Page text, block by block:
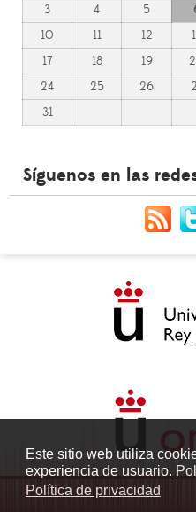
Este sitio web utiliza
experiencia de usuario.
Política de privacidad
3
4 5
10
11 12
17
18 19
24
25 26
31
Síguenos en las